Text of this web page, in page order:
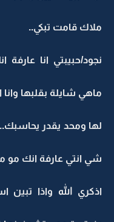
ملاك قامت تبكي..
نجود/حبيبتي انا
ماهي شايلة بقلبها
لها ومحد يقدر
شي انتي عارفة انك مو
اذكري الله واذا تبين